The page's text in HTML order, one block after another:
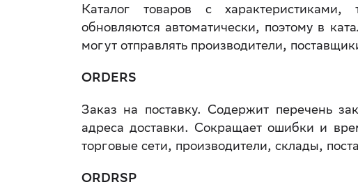
Каталог товаров с
обновляются автоматически, поэтому в
могут отправлять производители,
ORDERS
Заказ на поставку. Содержит перечень
адреса доставки. Сокращает ошибки и
торговые сети, производители, склады,
ORDRSP